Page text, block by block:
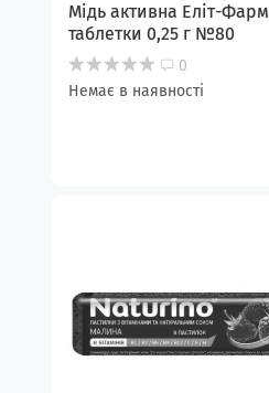
Мідь активна Еліт-Фарм
таблетки 0,25 г №80
0
Немає в наявності